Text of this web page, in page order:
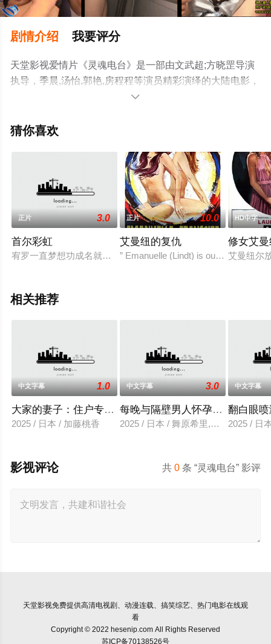
剧情介绍 我要评分
天堂影视爱情片《灵魂电台》是一部由文武超;方晓罡导演
执导，季晨,汤怡,郭艳,房程程等演员精彩演绎的大陆电影，
手机免费观看高清未删减完整版电影大全就来天堂电影
平台了解。

猜你喜欢
正片 3.0
首尔彩虹
宥罗一直梦想功成名就，赚好多好多的钱，而俊则希望有朝一日
正片 10.0
艾曼纽的复仇
” Emanuelle (Lindt) is out to avenge
HD中字
修女艾
艾曼纽尔
相关推荐
中文字幕 1.0
大家的妻子：住户专用洞口
2025 / 日本 / 加藤桃香
中文字幕 3.0
每晚与隔壁男人怀孕性爱
2025 / 日本 / 舞原希里,佐川金二
中文字幕
翻白眼
2025 / 日
共0 条 “灵魂电台” 影评
影视评论
天堂影视免费提供高清电视剧、动漫连载、搞笑综艺、热门电影在线观
看
Copyright © 2022 hesenip.com All Rights Reserved
苏ICP备70138526号